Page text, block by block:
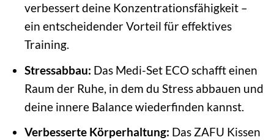
verbessert deine Konzentrationsfähigkeit –
ein entscheidender Vorteil für effektives
Training.
Stressabbau: Das Medi-Set ECO schafft einen
Raum der Ruhe, in dem du Stress abbauen und
deine innere Balance wiederfinden kannst.
Verbesserte Körperhaltung: Das ZAFU Kissen